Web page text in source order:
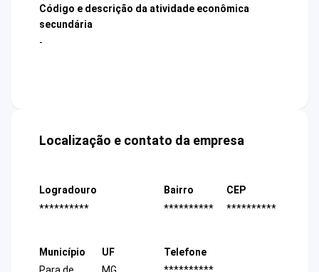
Código e descrição da atividade econômica
secundária
-
Localização e contato da empresa
Logradouro
**********
Bairro
**********
CEP
**********
Município
UF
Telefone